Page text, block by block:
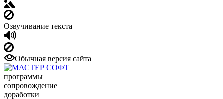
Озвучивание текста
Обычная версия сайта
программы
сопровождение
доработки